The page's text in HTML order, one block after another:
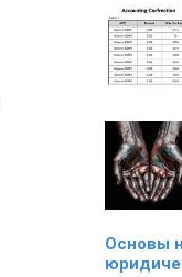
Основы